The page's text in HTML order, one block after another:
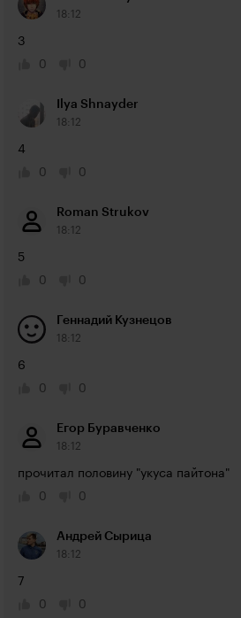
18:12
3
0
0
Ilya Shnayder
18:12
4
0
0
Roman Strukov
18:12
5
0
0
Геннадий Кузнецов
18:12
6
0
0
Егор Буравченко
18:12
прочитал половину "укуса пайтона"
0
0
Андрей Сырица
18:12
7
0
0